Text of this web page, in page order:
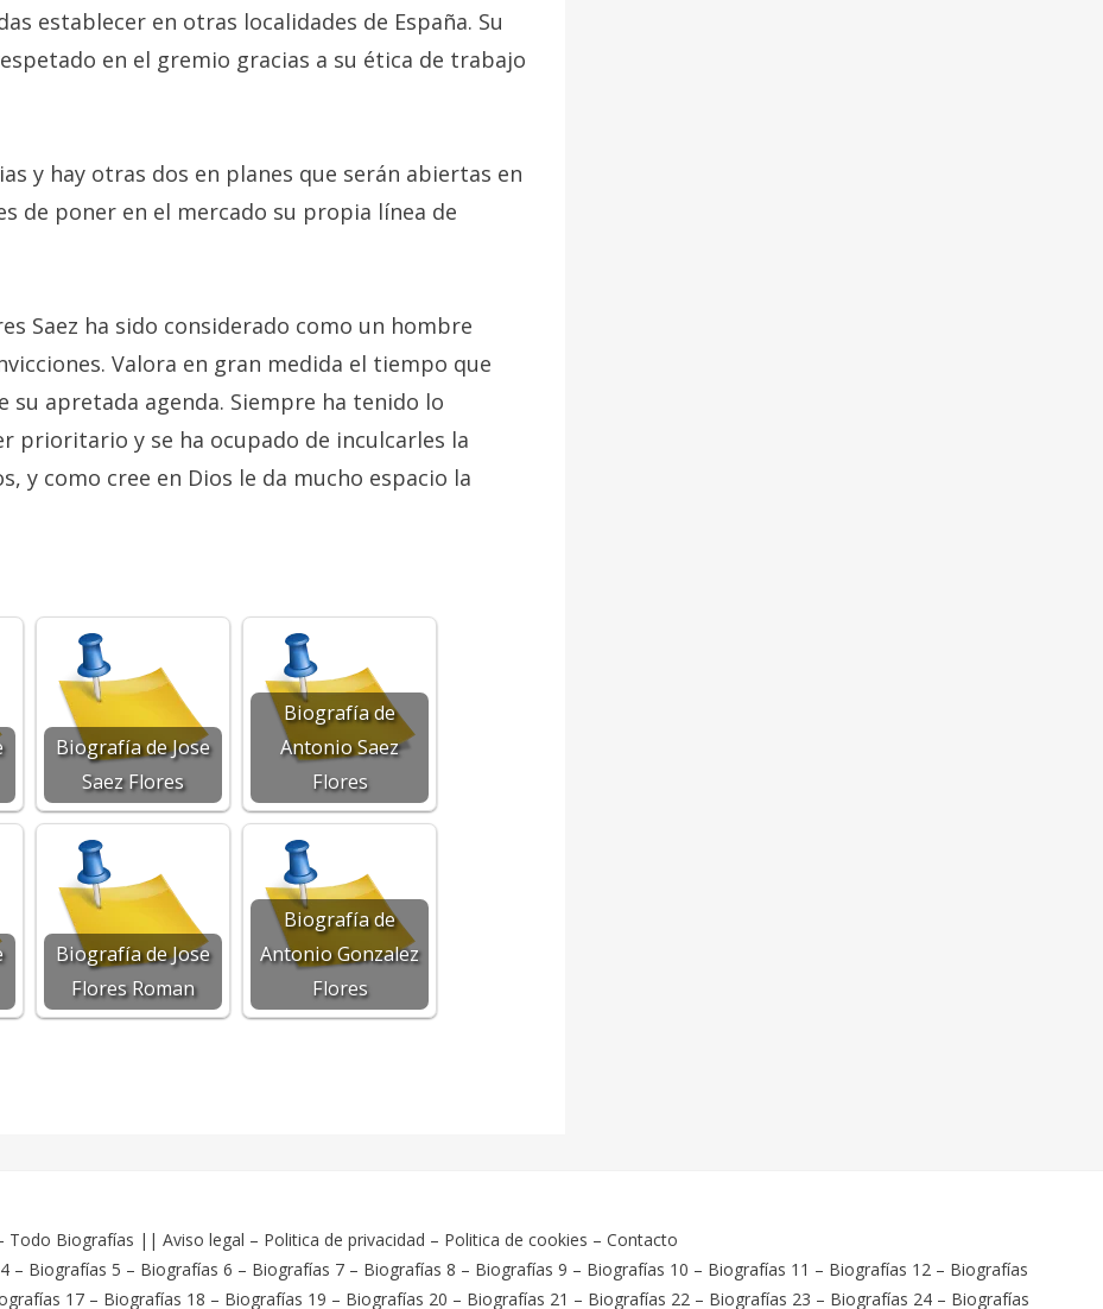
establecer en otras localidades de España. Su
en el gremio gracias a su ética de trabajo
y hay otras dos en planes que serán abiertas en
de poner en el mercado su propia línea de
Saez ha sido considerado como un hombre
Valora en gran medida el tiempo que
su apretada agenda. Siempre ha tenido lo
prioritario y se ha ocupado de inculcarles la
y como cree en Dios le da mucho espacio la
Biografía de Jose
Saez Flores
Biografía de
Antonio Saez
Flores
Biografía de Jose
Flores Roman
Biografía de
Antonio Gonzalez
Flores
Todo Biografías || Aviso legal – Politica de privacidad – Politica de cookies – Contacto
– Biografías 5 – Biografías 6 – Biografías 7 – Biografías 8 – Biografías 9 – Biografías 10 – Biografías 11 – Biografías 12 – Biografías
17 – Biografías 18 – Biografías 19 – Biografías 20 – Biografías 21 – Biografías 22 – Biografías 23 – Biografías 24 – Biografías